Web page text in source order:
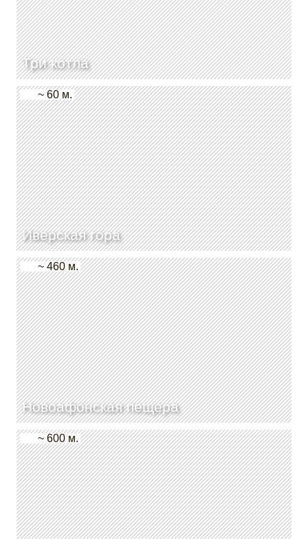
Три котла
Иверская гора
~ 60 м.
Новоафонская пещера
~ 460 м.
~ 600 м.